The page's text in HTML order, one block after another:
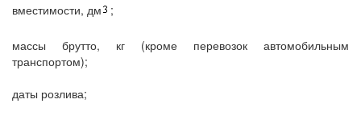
вместимости, дм
;
массы брутто, кг (кроме перевозок автомобильным
транспортом);
даты розлива;